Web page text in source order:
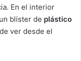
En el interior
blíster de plástico
ver desde el